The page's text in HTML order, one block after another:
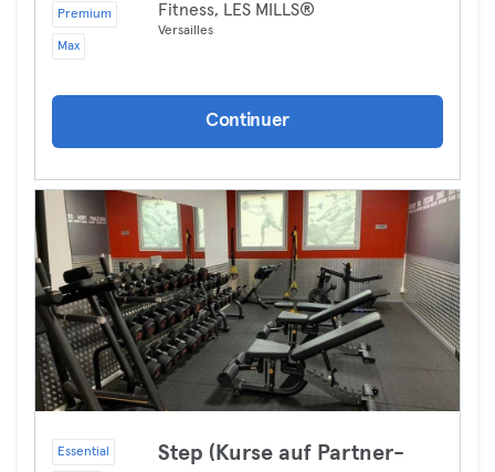
Premium
Max
Fitness, LES MILLS®
Versailles
Continuer
Essential
Step (Kurse auf Partner-